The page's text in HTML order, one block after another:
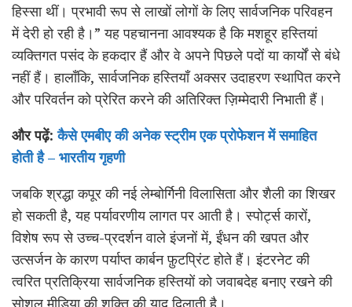
हिस्सा थीं। प्रभावी रूप से लाखों लोगों के लिए सार्वजनिक परिवहन
में देरी हो रही है।” यह पहचानना आवश्यक है कि मशहूर हस्तियां
व्यक्तिगत पसंद के हकदार हैं और वे अपने पिछले पदों या कार्यों से बंधे
नहीं हैं। हालाँकि, सार्वजनिक हस्तियाँ अक्सर उदाहरण स्थापित करने
और परिवर्तन को प्रेरित करने की अतिरिक्त ज़िम्मेदारी निभाती हैं।
और पढ़ें:कैसे एमबीए की अनेक स्ट्रीम एक प्रोफेशन में समाहित
होती है – भारतीय गृहणी
जबकि श्रद्धा कपूर की नई लेम्बोर्गिनी विलासिता और शैली का शिखर
हो सकती है, यह पर्यावरणीय लागत पर आती है। स्पोर्ट्स कारों,
विशेष रूप से उच्च-प्रदर्शन वाले इंजनों में, ईंधन की खपत और
उत्सर्जन के कारण पर्याप्त कार्बन फ़ुटप्रिंट होते हैं। इंटरनेट की
त्वरित प्रतिक्रिया सार्वजनिक हस्तियों को जवाबदेह बनाए रखने की
सोशल मीडिया की शक्ति की याद दिलाती है।